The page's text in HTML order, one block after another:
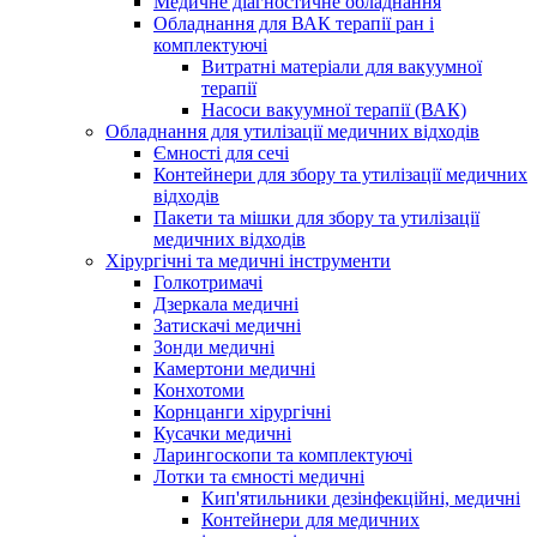
Обладнання для ВАК терапії ран і
комплектуючі
Витратні матеріали для вакуумної
терапії
Насоси вакуумної терапії (ВАК)
Обладнання для утилізації медичних відходів
Ємності для сечі
Контейнери для збору та утилізації медичних
відходів
Пакети та мішки для збору та утилізації
медичних відходів
Хірургічні та медичні інструменти
Голкотримачі
Дзеркала медичні
Затискачі медичні
Зонди медичні
Камертони медичні
Конхотоми
Корнцанги хірургічні
Кусачки медичні
Ларингоскопи та комплектуючі
Лотки та ємності медичні
Кип'ятильники дезінфекційні, медичні
Контейнери для медичних